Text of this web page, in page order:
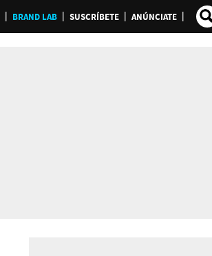
BRAND LAB SUSCRÍBETE ANÚNCIATE